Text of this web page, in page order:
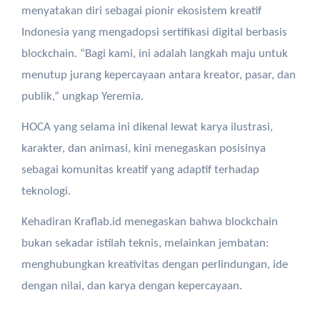
menyatakan diri sebagai pionir ekosistem kreatif
Indonesia yang mengadopsi sertifikasi digital
berbasis
blockchain. “Bagi kami, ini adalah langkah maju untuk
menutup jurang kepercayaan antara kreator, pasar, dan
publik,” ungkap Yeremia.
HOCA yang selama ini dikenal lewat karya ilustrasi,
karakter, dan animasi, kini menegaskan posisinya
sebagai komunitas kreatifyang adaptif terhadap
teknologi.
Kehadiran Kraflab.id menegaskan bahwa blockchain
bukan sekadar istilah teknis, melainkan jembatan:
menghubungkan kreativitas dengan perlindungan, ide
dengan nilai, dan karya dengan kepercayaan.